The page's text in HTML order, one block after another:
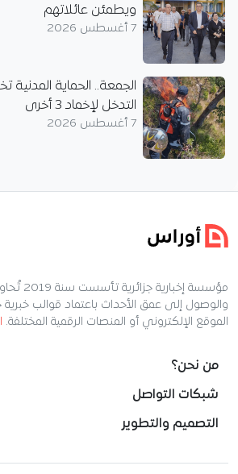
ويطمئن عائلاتهم
7 أغسطس 2026
التدخل لإخماد 3 أخرى
7 أغسطس 2026
مؤسسة
والوصول إلى عمق الأحداث باعتماد قوالب خبرية
الموقع الإلكتروني أو المنصات الرقمية المختلفة.
من نحن؟
شبكات التواصل
التصميم والتطوير